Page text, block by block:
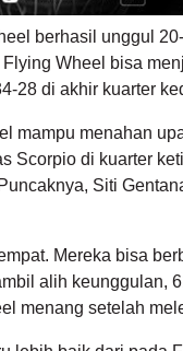
berhasil unggul
Wheel bisa
28 di akhir kuarter
mampu menahan
Scorpio di kuarter
Siti
Mereka bisa
alih keunggulan,
menang setelah